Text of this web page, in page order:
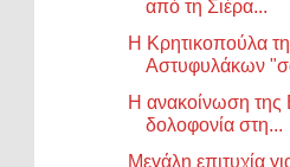
από τη Σιέρα...
Η Κρητικοπούλα
Αστυφυλάκων
Η ανακοίνωση της
δολοφονία στη...
Μεγάλη επιτυχία